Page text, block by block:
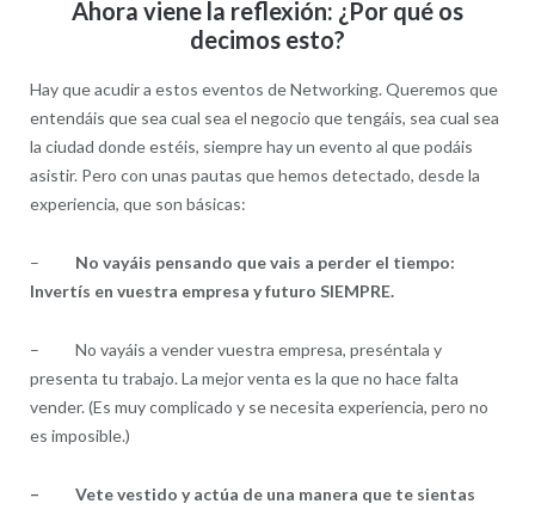
Ahora viene la reflexión: ¿Por qué os
decimos esto?
Hay que acudir a estos eventos de Networking. Queremos que
entendáis que sea cual sea el negocio que tengáis, sea cual sea
la ciudad donde estéis, siempre hay un evento al que podáis
asistir. Pero con unas pautas que hemos detectado, desde la
experiencia, que son básicas:
– No vayáis pensando que vais a perder el tiempo:
Invertís en vuestra empresa y futuro SIEMPRE.
– No vayáis a vender vuestra empresa, preséntala y
presenta tu trabajo. La mejor venta es la que no hace falta
vender. (Es muy complicado y se necesita experiencia, pero no
es imposible.)
– Vete vestido y actúa de una manera que te sientas